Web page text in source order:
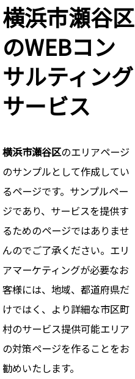
横浜市瀬谷区
のWEBコン
サルティング
サービス
横浜市瀬谷区のエリアページ
のサンプルとして作成してい
るページです。サンプルペー
ジであり、サービスを提供す
るためのページではありませ
んのでご了承ください。エリ
アマーケティングが必要なお
客様には、地域、都道府県だ
けではく、より詳細な市区町
村のサービス提供可能エリア
の対策ページを作ることをお
勧めいたします。